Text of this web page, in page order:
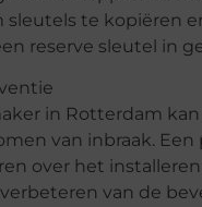
sleutels te kopiëren
reserve sleutel in
in Rotterdam
van inbraak. Een
over het
van de